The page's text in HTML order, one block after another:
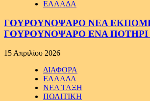
ΕΛΛΑΔΑ
ΓΟΥΡΟΥΝΟΨΑΡΟ ΝΕΑ
ΓΟΥΡΟΥΝΟΨΑΡΟ ΕΝΑ
15 Απριλίου 2026
ΔΙΑΦΟΡΑ
ΕΛΛΑΔΑ
ΝΕΑ ΤΑΞΗ
ΠΟΛΙΤΙΚΗ